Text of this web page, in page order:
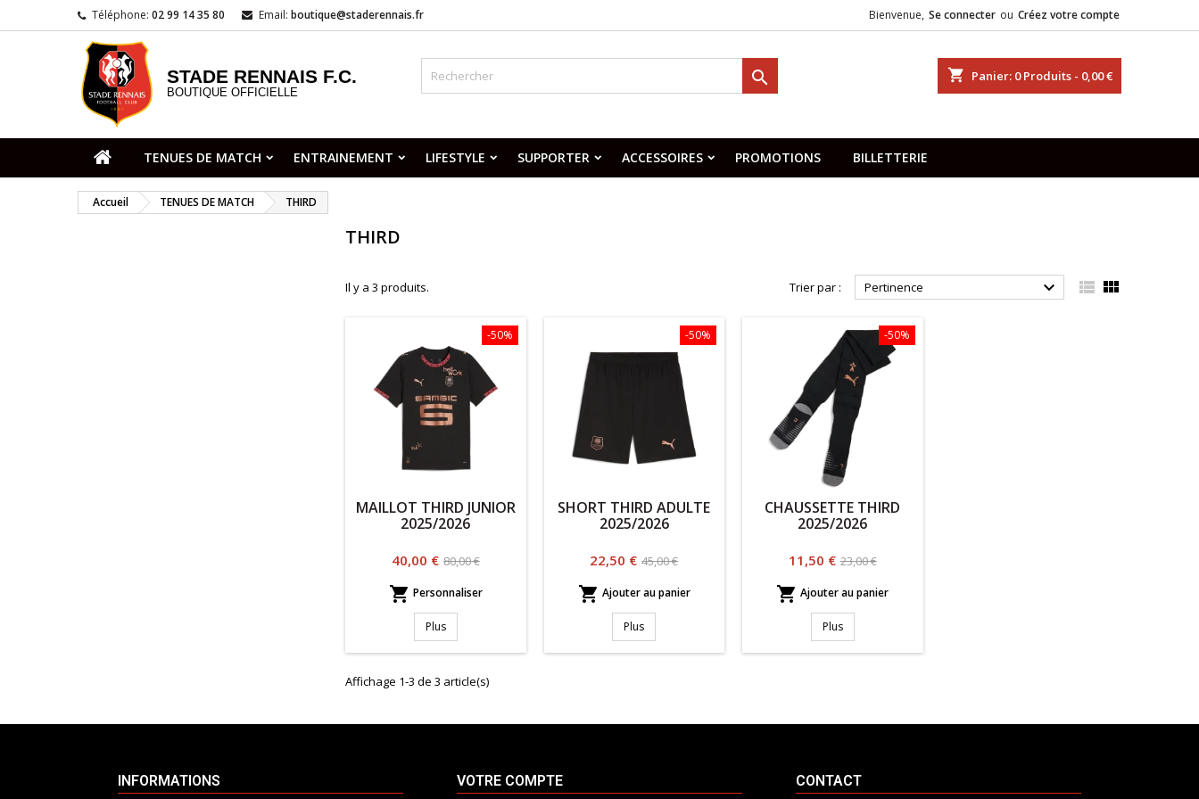
Téléphone: 02 99 14 35 80 Email: boutique@staderennais.fr Bienvenue, Se connecter ou Créez votre compte
STADE RENNAIS F.C.
BOUTIQUE OFFICIELLE
shopping_cart Panier: 0Produits - 0,00 €

TENUES DE MATCH ENTRAINEMENT LIFESTYLE SUPPORTER ACCESSOIRES PROMOTIONS BILLETTERIE
Accueil TENUES DE MATCH THIRD
THIRD
Il y a 3 produits. Trier par : Pertinence   
-50%
MAILLOT THIRD JUNIOR
2025/2026
Prix
40,00 € Prix
80,00 €
 Personnaliser
Plus
-50%
SHORT THIRD ADULTE
2025/2026
Prix
22,50 € Prix
45,00 €
 Ajouter au panier
Plus
-50%
CHAUSSETTE THIRD
2025/2026
Prix
11,50 € Prix
23,00 €
 Ajouter au panier
Plus
Affichage 1-3 de 3 article(s)
INFORMATIONS VOTRE COMPTE CONTACT